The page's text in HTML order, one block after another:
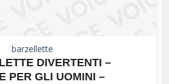
barzellette
DIVERTENTI –
PER GLI UOMINI –